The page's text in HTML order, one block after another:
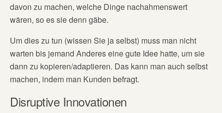
davon zu machen, welche Dinge nachahmenswert
wären, so es sie denn gäbe.
Um dies zu tun (wissen Sie ja selbst) muss man nicht
warten bis jemand Anderes eine gute Idee hatte, um sie
dann zu kopieren/adaptieren. Das kann man auch selbst
machen, indem man Kunden befragt.
Disruptive Innovationen